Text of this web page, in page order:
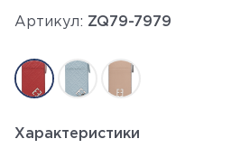
Артикул: ZQ79-7979
Характеристики